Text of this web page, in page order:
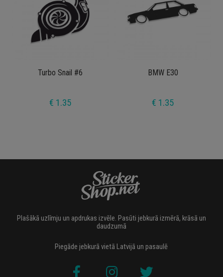
Turbo Snail #6
€ 1.35
BMW E30
€ 1.35
Plašākā uzlīmju un apdrukas izvēle. Pasūti jebkurā izmērā, krāsā un
daudzumā
Piegāde jebkurā vietā Latvijā un pasaulē